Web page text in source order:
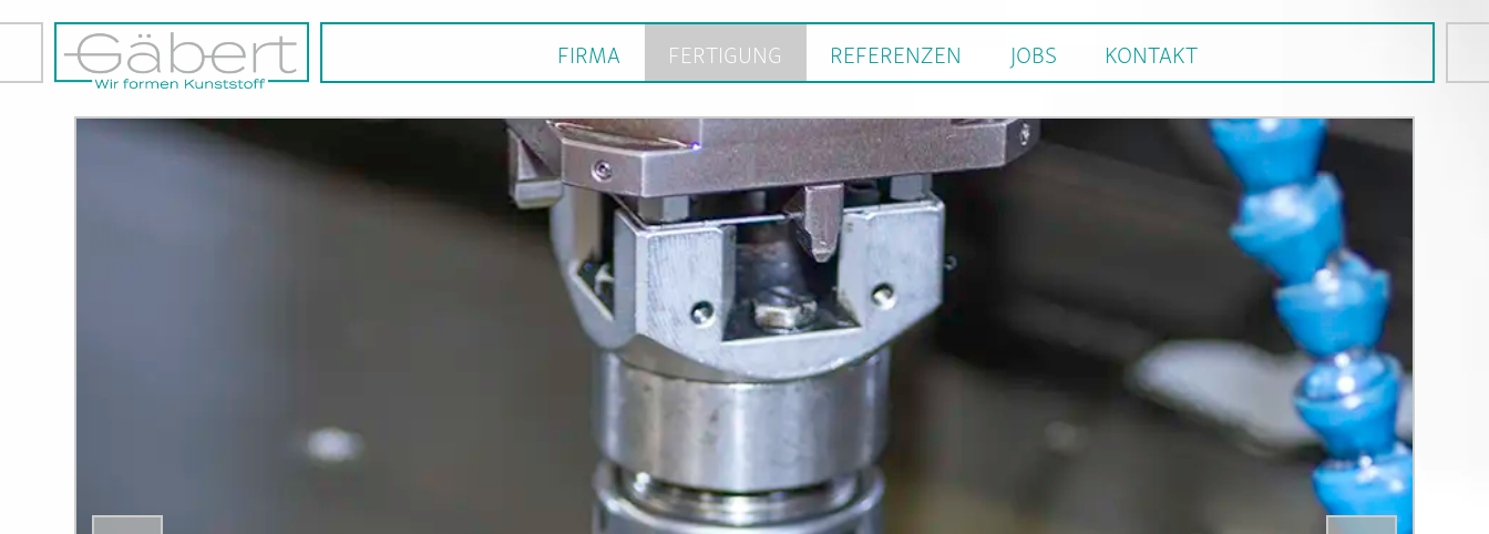
FIRMA FERTIGUNG REFERENZEN JOBS KONTAKT